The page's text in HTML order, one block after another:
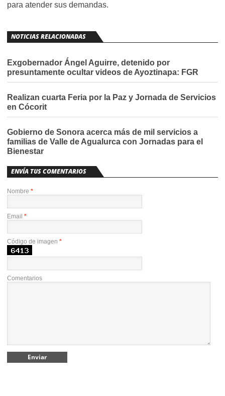
para atender sus demandas.
NOTICIAS RELACIONADAS
Exgobernador Ángel Aguirre, detenido por
presuntamente ocultar videos de Ayoztinapa: FGR
Realizan cuarta Feria por la Paz y Jornada de Servicios
en Cócorit
Gobierno de Sonora acerca más de mil servicios a
familias de Valle de Agualurca con Jornadas para el
Bienestar
ENVÍA TUS COMENTARIOS
Nombre *
Email *
Código de imagen *
Comentarios